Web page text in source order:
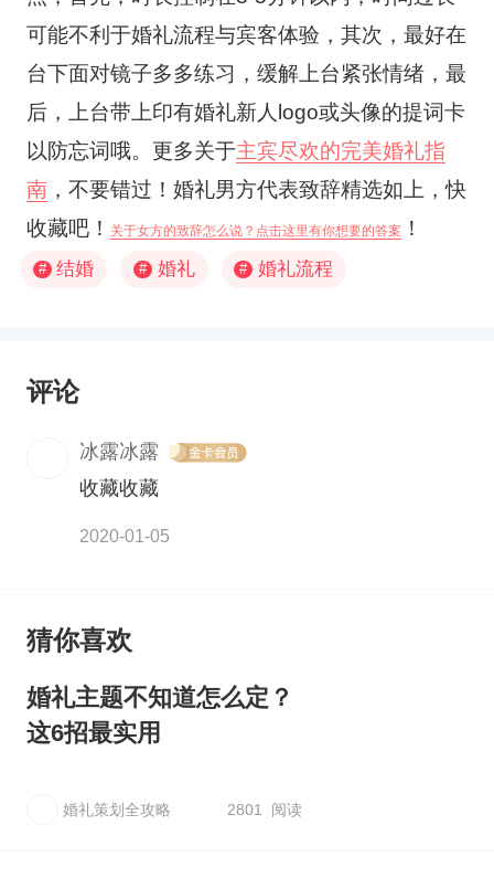
可能不利于婚礼流程与宾客体验，其次，最好在
台下面对镜子多多练习，缓解上台紧张情绪，最
后，上台带上印有婚礼新人logo或头像的提词卡
以防忘词哦。更多关于主宾尽欢的完美婚礼指
南，不要错过！婚礼男方代表致辞精选如上，快
收藏吧！
关于女方的致辞怎么说？点击这里有你想要的答案 ！
# 结婚 # 婚礼 # 婚礼流程
评论
冰露冰露
收藏收藏
2020-01-05
猜你喜欢
婚礼主题不知道怎么定？
这6招最实用
婚礼策划全攻略 2801 阅读